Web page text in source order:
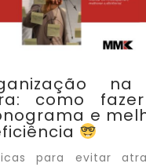
a eficiência!
na
como
e
para evitar